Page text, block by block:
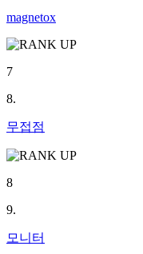
magnetox
7
8.
무접점
8
9.
모니터